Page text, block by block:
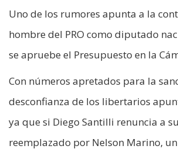
Uno de los rumores apunta a la
hombre del PRO como diputado
se apruebe el Presupuesto en la
Con números apretados para la
desconfianza de los libertarios
ya que si Diego Santilli renuncia a
reemplazado por Nelson Marino,